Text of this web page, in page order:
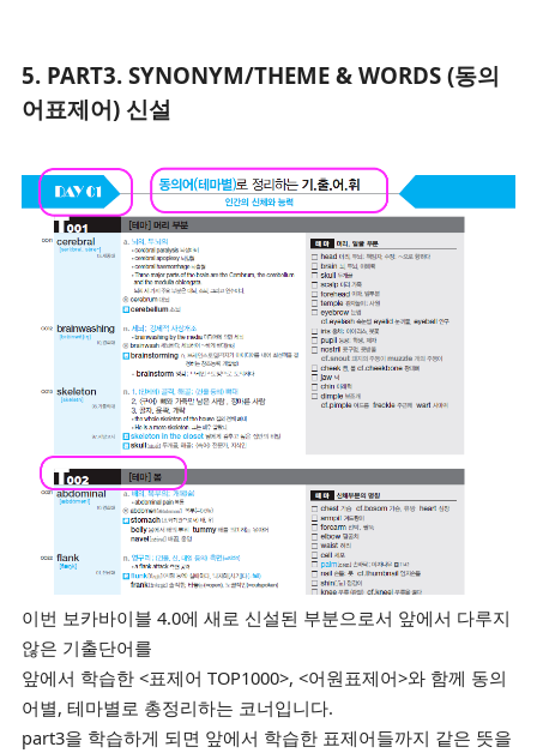
5. PART3. SYNONYM/THEME & WORDS (동의
어표제어) 신설
이번 보카바이블 4.0에 새로 신설된 부분으로서 앞에서 다루지
않은 기출단어를
앞에서 학습한 <표제어 TOP1000>, <어원표제어>와 함께 동의
어별, 테마별로 총정리하는 코너입니다.
part3을 학습하게 되면 앞에서 학습한 표제어들까지 같은 뜻을